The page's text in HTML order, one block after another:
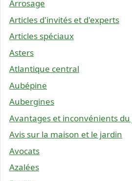
Arrosage
Articles d'invités et d'experts
Articles spéciaux
Asters
Atlantique central
Aubépine
Aubergines
Avantages et inconvénients
Avis sur la maison et le jardin
Avocats
Azalées